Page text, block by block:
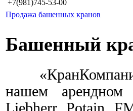
+7(981)745-53-00
Продажа башенных кранов
Башенный
«КранКомпани»
нашем
Liebherr, Potain,